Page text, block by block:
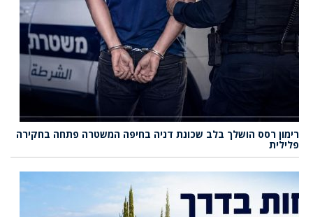
רימון רסס הושלך בלב שכונת דניה בחיפה המשטרה פתחה בחקירה
פלילית